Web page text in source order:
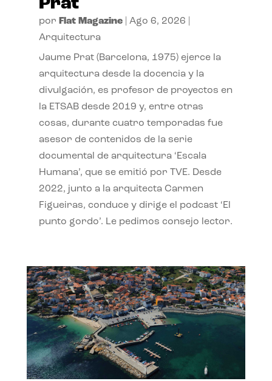
Prat
por Flat Magazine| Ago 6, 2026
Arquitectura
Jaume Prat (Barcelona, 1975) ejerce la
arquitectura desde la docencia y la
divulgación, es profesor de proyectos en
la ETSAB desde 2019 y, entre otras
cosas, durante cuatro temporadas fue
asesor de contenidos de la serie
documental de arquitectura ‘Escala
Humana’, que se emitió por TVE. Desde
2022, junto a la arquitecta Carmen
Figueiras, conduce y dirige el podcast ‘El
punto gordo’. Le pedimos consejo lector.